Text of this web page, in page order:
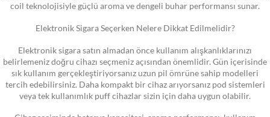
coil teknolojisiyle güçlü aroma ve dengeli buhar performansı sunar.
Elektronik Sigara Seçerken Nelere Dikkat Edilmelidir?
Elektronik sigara satın almadan önce kullanım alışkanlıklarınızı
belirlemeniz doğru cihazı seçmeniz açısından önemlidir. Gün içerisinde
sık kullanım gerçekleştiriyorsanız uzun pil ömrüne sahip modelleri
tercih edebilirsiniz. Daha kompakt bir cihaz arıyorsanız pod sistemleri
veya tek kullanımlık puff cihazlar sizin için daha uygun olabilir.